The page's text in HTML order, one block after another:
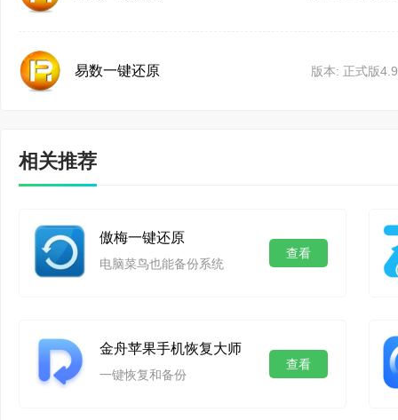
易数一键还原 版本: 正式版
相关推荐
傲梅一键还原
电脑菜鸟也能备份系统
查看
金舟苹果手机恢复大师
一键恢复和备份
查看